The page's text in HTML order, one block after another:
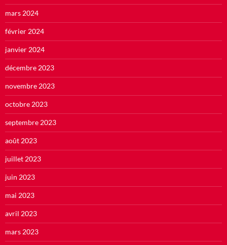
mars 2024
février 2024
janvier 2024
décembre 2023
novembre 2023
octobre 2023
septembre 2023
août 2023
juillet 2023
juin 2023
mai 2023
avril 2023
mars 2023